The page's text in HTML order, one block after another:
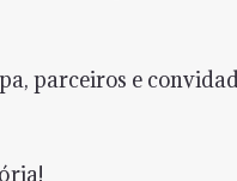
parceiros e